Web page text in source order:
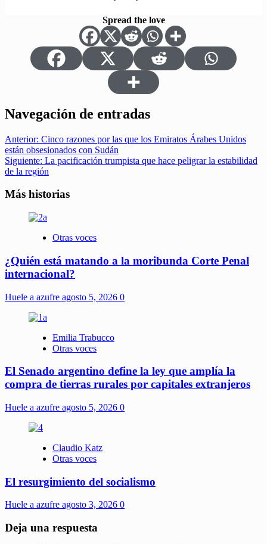
Spread the love
Navegación de entradas
Anterior: Cinco razones por las que los Emiratos Árabes Unidos
están obsesionados con Sudán
Siguiente: La pacificación trumpista que hace peligrar la estabilidad
de la región
Más historias
Otras voces
¿Quién está matando a la moribunda Corte Penal
internacional?
Huele a azufre agosto 5, 2026 0
Emilia Trabucco
Otras voces
El Senado argentino define la ley que amplía la
compra de tierras rurales por capitales extranjeros
Huele a azufre agosto 5, 2026 0
Claudio Katz
Otras voces
El resurgimiento del socialismo
Huele a azufre agosto 3, 2026 0
Deja una respuesta